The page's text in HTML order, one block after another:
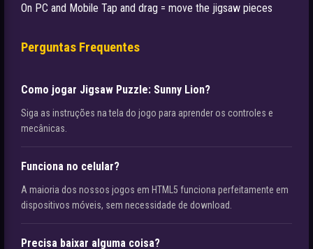
On PC and Mobile Tap and drag = move the jigsaw pieces
Perguntas Frequentes
Como jogar Jigsaw Puzzle: Sunny Lion?
Siga as instruções na tela do jogo para aprender os controles e
mecânicas.
Funciona no celular?
A maioria dos nossos jogos em HTML5 funciona perfeitamente em
dispositivos móveis, sem necessidade de download.
Precisa baixar alguma coisa?